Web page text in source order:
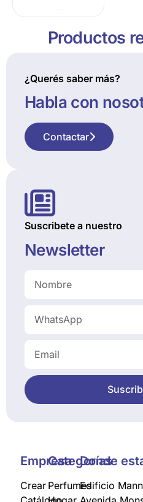
Productos
¿Querés saber más?
Habla con
Contactar
Suscribete a nuestro
Newsletter
Empresa
Crear
Categorías
Perfumes
Donde
Edificio